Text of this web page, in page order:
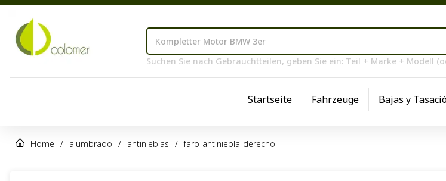
Suchen Sie nach Gebrauchtteilen, geben Sie ein: Teil + Marke + Modell
Startseite Fahrzeuge Bajas y
Home / alumbrado / antinieblas / faro-antiniebla-derecho